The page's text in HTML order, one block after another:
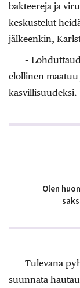
bakteereja ja
keskustelut
jälkeenkin,
–
elollinen
kasvillisuudeksi.
Olen
Tulevana
suunnata